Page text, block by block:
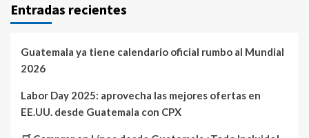
Entradas recientes
Guatemala ya tiene calendario oficial rumbo al Mundial
2026
Labor Day 2025: aprovecha las mejores ofertas en
EE.UU. desde Guatemala con CPX